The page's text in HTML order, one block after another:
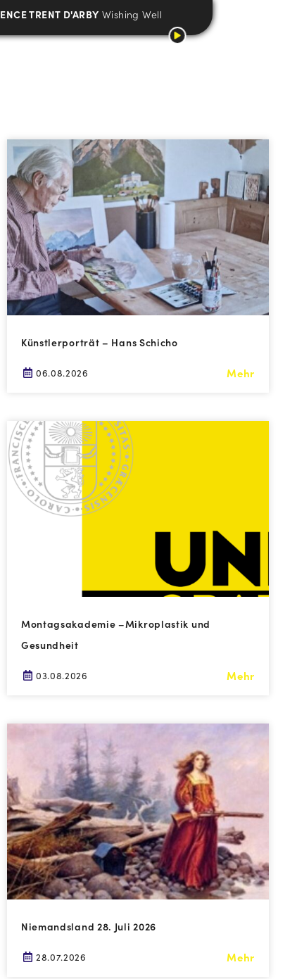
TRENT D'ARBY Wishing Well
Künstlerporträt – Hans Schicho
06.08.2026 Mehr
Montagsakademie –Mikroplastik und
Gesundheit
03.08.2026 Mehr
Niemandsland 28. Juli 2026
28.07.2026 Mehr